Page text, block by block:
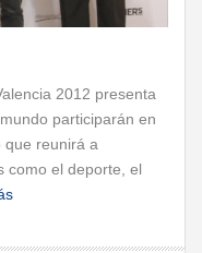
2012 presenta
participarán en
que reunirá a
como el deporte, el